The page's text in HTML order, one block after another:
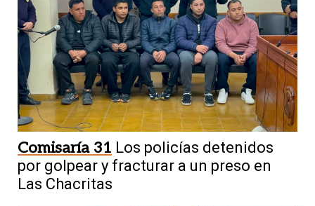
Comisaría 31 Los policías detenidos
por golpear y fracturar a un preso en
Las Chacritas